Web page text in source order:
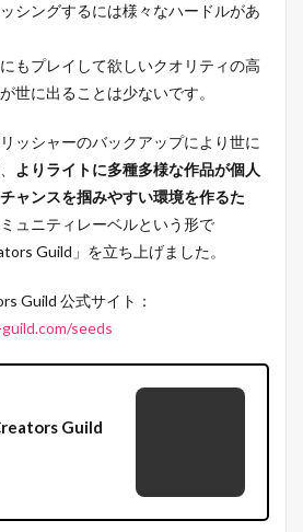
シングするには様々なハードルがあ
もプレイして欲しいクオリティの高
世に出ることは少ないです。
ッシャーのバックアップにより世に
よりライトに多種多様な作品が個人
ャンスを掴みやすい環境を作るた
ュニティレーベルという形で
Guild」を立ち上げました。
Guild 公式サイト：
seeds
Guild